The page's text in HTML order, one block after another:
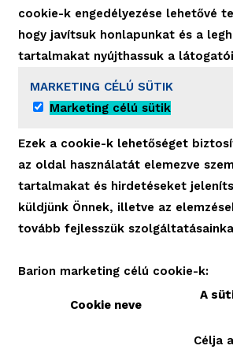
cookie-k engedélyezése lehetővé
hogy javítsuk honlapunkat és a
tartalmakat nyújthassuk a
MARKETING CÉLÚ SÜTIK
Marketing célú sütik
Ezek a cookie-k lehetőséget
az oldal használatát elemezve
tartalmakat és hirdetéseket
küldjünk Önnek, illetve az
tovább fejlesszük
Barion marketing célú cookie-k:
Cookie neve
A
Célja